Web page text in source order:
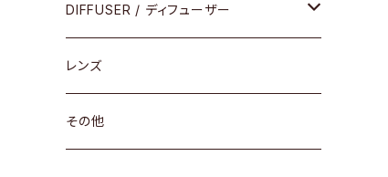
コンビ
30cm×30cm
18cm×13cm
DIFFUSER / ディフューザー
グラスコード
メガネケース
レンズ
その他